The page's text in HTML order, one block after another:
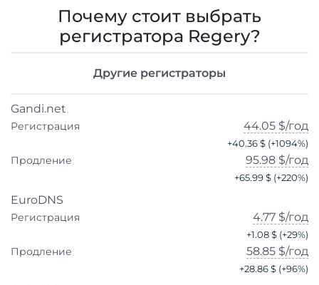
Почему стоит выбрать
регистратора Regery?
Другие регистраторы
Gandi.net
Регистрация 44.05 $/год
+40.36 $ (+1094%)
Продление 95.98 $/год
+65.99 $ (+220%)
EuroDNS
Регистрация 4.77 $/год
+1.08 $ (+29%)
Продление 58.85 $/год
+28.86 $ (+96%)